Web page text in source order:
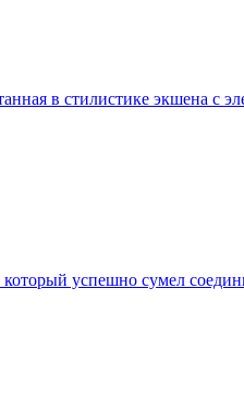
в стилистике экшена с
который успешно сумел